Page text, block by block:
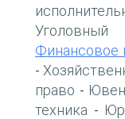
Уголовный
Финансовое
-
право -
техника -